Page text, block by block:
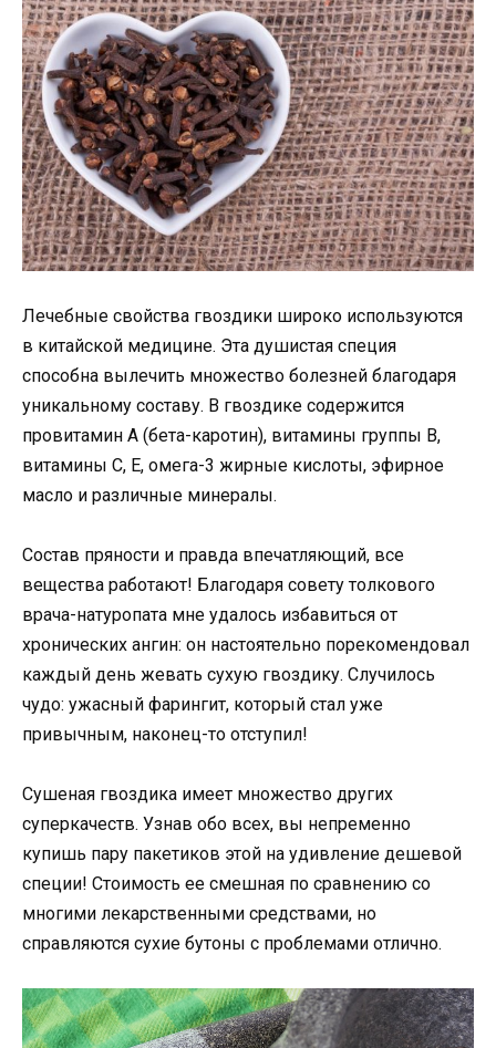
Лечебные свойства гвоздики широко используются
в китайской медицине. Эта душистая специя
способна вылечить множество болезней благодаря
уникальному составу. В гвоздике содержится
провитамин А (бета-каротин), витамины группы В,
витамины С, Е, омега-3 жирные кислоты, эфирное
масло и различные минералы.
Состав пряности и правда впечатляющий, все
вещества работают! Благодаря совету толкового
врача-натуропата мне удалось избавиться от
хронических ангин: он настоятельно порекомендовал
каждый день жевать сухую гвоздику. Случилось
чудо: ужасный фарингит, который стал уже
привычным, наконец-то отступил!
Сушеная гвоздика имеет множество других
суперкачеств. Узнав обо всех, вы непременно
купишь пару пакетиков этой на удивление дешевой
специи! Стоимость ее смешная по сравнению со
многими лекарственными средствами, но
справляются сухие бутоны с проблемами отлично.